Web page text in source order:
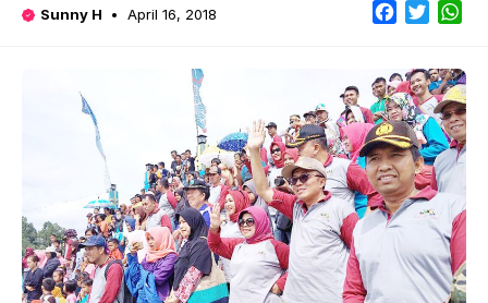
Sunny H April 16, 2018 Facebook
Twitter